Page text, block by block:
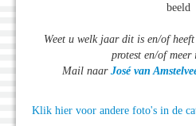
beeld
Weet u welk jaar dit is en/of
protest en/of
Mail naar José van
Klik hier voor andere foto's in de